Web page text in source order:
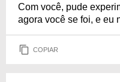
Com você, pude
agora você se foi, e eu
COPIAR